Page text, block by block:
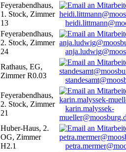
Feyerabendhaus,
1. Stock, Zimmer
13
Feyerabendhaus,
2. Stock, Zimmer
24
Rathaus, EG,
Zimmer R0.03
Feyerabendhaus,
2. Stock, Zimmer
21
karin.malyssek-
Huber-Haus, 2.
OG, Zimmer
H2.1